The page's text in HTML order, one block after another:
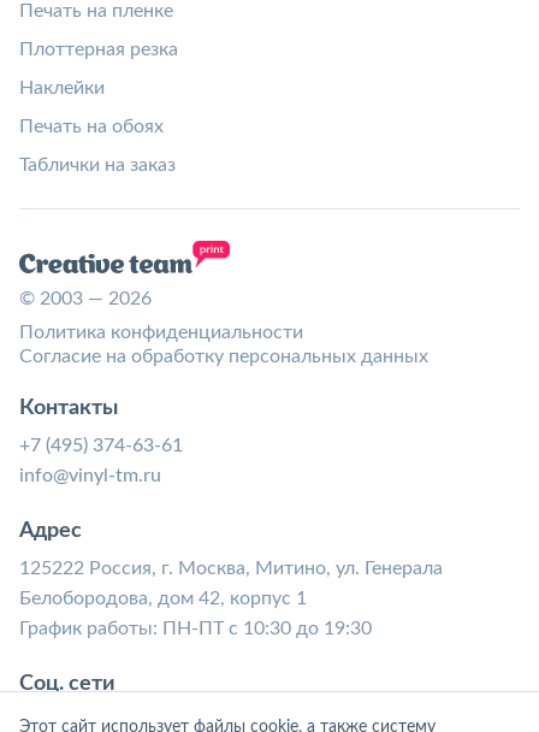
Печать на пленке
Плоттерная резка
Наклейки
Печать на обоях
Таблички на заказ
© 2003 — 2026
Политика конфиденциальности
Согласие на обработку персональных данных
Контакты
+7 (495) 374-63-61
info@vinyl-tm.ru
Адрес
125222 Россия, г. Москва, Митино, ул. Генерала
Белобородова, дом 42, корпус 1
График работы: ПН-ПТ с 10:30 до 19:30
Соц. сети
Этот сайт использует файлы cookie, а также систему